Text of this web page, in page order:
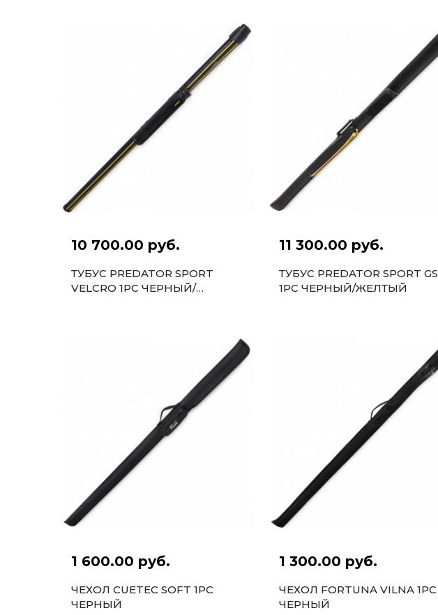
10 700.00 руб.
ТУБУС PREDATOR SPORT
VELCRO 1PC ЧЕРНЫЙ/
11 300.00 руб.
ТУБУС PREDATOR SPORT GS
1PC ЧЕРНЫЙ/ЖЕЛТЫЙ
1 600.00 руб.
ЧЕХОЛ CUETEC SOFT 1PC
ЧЕРНЫЙ
1 300.00 руб.
ЧЕХОЛ FORTUNA VILNA 1PC
ЧЕРНЫЙ